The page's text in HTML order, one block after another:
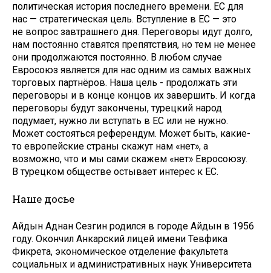
политическая история последнего времени. ЕС для
нас — стратегическая цель. Вступление в ЕС — это
не вопрос завтрашнего дня. Переговоры идут долго,
нам постоянно ставятся препятствия, но тем не менее
они продолжаются постоянно. В любом случае
Евросоюз является для нас одним из самых важных
торговых партнёров. Наша цель - продолжать эти
переговоры и в конце концов их завершить. И когда
переговоры будут закончены, турецкий народ
подумает, нужно ли вступать в ЕС или не нужно.
Может состояться референдум. Может быть, какие-
то европейские страны скажут нам «нет», а
возможно, что и мы сами скажем «нет» Евросоюзу.
В турецком обществе остывает интерес к ЕС.
Наше досье
Айдын Аднан Сезгин родился в городе Айдын в 1956
году. Окончил Анкарский лицей имени Тевфика
Фикрета, экономическое отделение факультета
социальных и административных наук Университета